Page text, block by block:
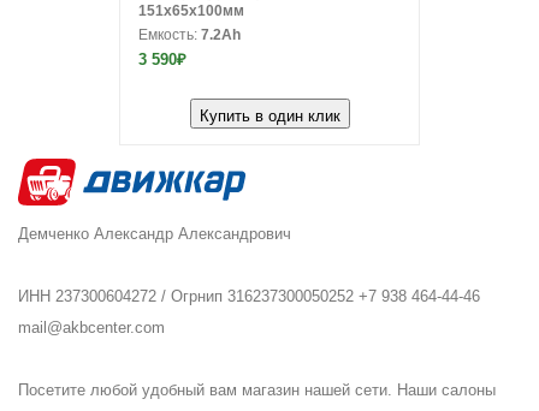
151x65x100мм
Емкость: 7.2Ah
3 590₽
Купить в один клик
Демченко Александр Александрович
ИНН 237300604272 / Огрнип 316237300050252 +7 938 464-44-46
mail@akbcenter.com
Посетите любой удобный вам магазин нашей сети. Наши салоны